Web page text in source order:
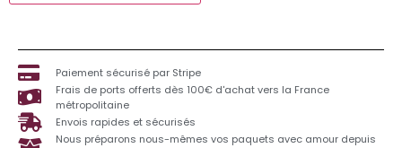
Paiement sécurisé par Stripe
Frais de ports offerts dès 100€ d'achat vers la France
métropolitaine
Envois rapides et sécurisés
Nous préparons nous-mêmes vos paquets avec amour depuis